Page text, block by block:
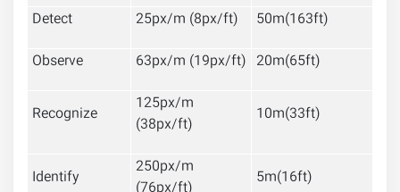
Detect 25px/m (8px/ft)
50m(163ft)
Observe
63px/m (19px/ft) 20m(65ft)
Recognize
125px/m
(38px/ft)
10m(33ft)
Identify
250px/m
5m(16ft)